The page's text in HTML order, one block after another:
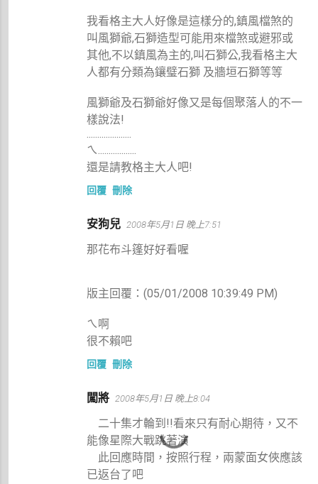
我看格主大人好像是這樣分的,鎮風檔煞的
叫風獅爺,石獅造型可能用來檔煞或避邪或
其他,不以鎮風為主的,叫石獅公,我看格主大
人都有分類為鑲璧石獅 及牆垣石獅等等
風獅爺及石獅爺好像又是每個聚落人的不一
樣說法!
.....................
ㄟ..................
還是請教格主大人吧!
回覆 刪除
安狗兒 2008年5月1日 晚上7:51
那花布斗篷好好看喔
版主回覆：(05/01/2008 10:39:49 PM)
ㄟ啊
很不賴吧
回覆 刪除
闖將 2008年5月1日 晚上8:04
二十集才輪到!!看來只有耐心期待，又不
能像星際大戰跳著演
此回應時間，按照行程，兩蒙面女俠應該
已返台了吧